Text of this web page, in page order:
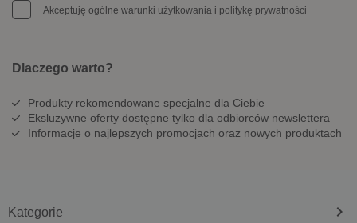
Akceptuję ogólne warunki użytkowania i politykę prywatności
Dlaczego warto?
Produkty rekomendowane specjalne dla Ciebie
Eksluzywne oferty dostępne tylko dla odbiorców newslettera
Informacje o najlepszych promocjach oraz nowych produktach
Kategorie keyboard_arrow_right